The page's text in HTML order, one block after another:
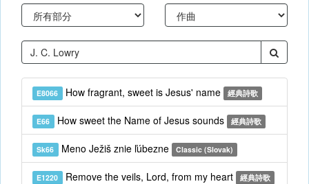
E8066 How fragrant, sweet is Jesus' name 經典詩歌
E66 How sweet the Name of Jesus sounds 經典詩歌
Sk66 Meno Ježiš znie ľúbezne Classic (Slovak)
E1220 Remove the veils, Lord, from my heart 經典詩歌